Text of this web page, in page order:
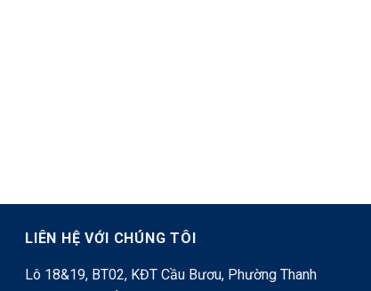
LIÊN HỆ VỚI CHÚNG TÔI
Lô 18&19, BT02, KĐT Cầu Bươu, Phường Thanh